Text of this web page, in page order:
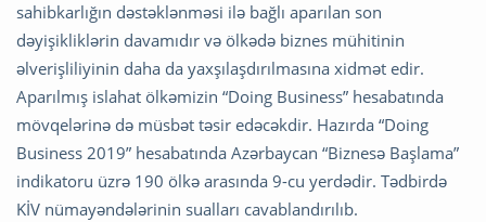
sahibkarlığın dəstəklənməsi ilə bağlı aparılan son
dəyişikliklərin davamıdır və ölkədə biznes mühitinin
əlverişliliyinin daha da yaxşılaşdırılmasına xidmət edir.
Aparılmış islahat ölkəmizin “Doing Business” hesabatında
mövqelərinə də müsbət təsir edəcəkdir. Hazırda “Doing
Business 2019” hesabatında Azərbaycan “Biznesə Başlama”
indikatoru üzrə 190 ölkə arasında 9-cu yerdədir. Tədbirdə
KİV nümayəndələrinin sualları cavablandırılıb.